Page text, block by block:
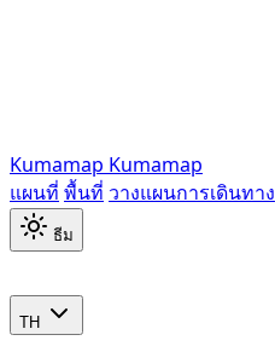
Kumamap Kumamap
แผนที่ พื้นที่ วางแผนการเดินทาง
ธีม
TH